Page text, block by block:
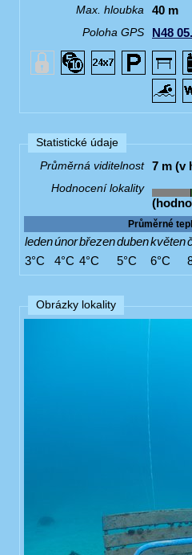
Max. hloubka 40 m
Poloha GPS N48
Statistické údaje
Průměrná viditelnost
7 m (v
Hodnocení lokality
Průměrné
ledenúnorbřezendubenkvěten
3°C
4°C 4°C 5°C 6°C
Obrázky lokality